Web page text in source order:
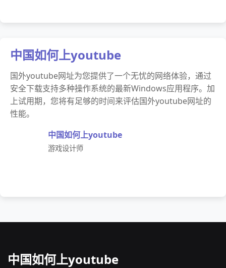
中国如何上youtube
国外youtube网址为您提供了一个无忧的网络体验，通过
安全下载支持多种操作系统的最新Windows应用程序。加
上试用期，您将有足够的时间来评估国外youtube网址的
性能。
中国如何上youtube
游戏设计师
中国如何上youtube